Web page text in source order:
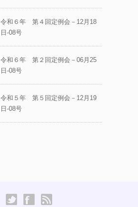
令和６年 第４回定例会－12月18
日-08号
令和６年 第２回定例会－06月25
日-08号
令和５年 第５回定例会－12月19
日-08号